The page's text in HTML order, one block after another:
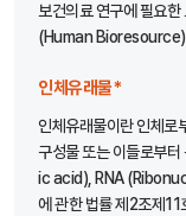
보건의료 연구에 필요한
(Human Bioresource)’
인체유래물*
인체유래물이란 인체로
구성물 또는 이들로부
ic acid), RNA
에 관한 법률 제2조제11